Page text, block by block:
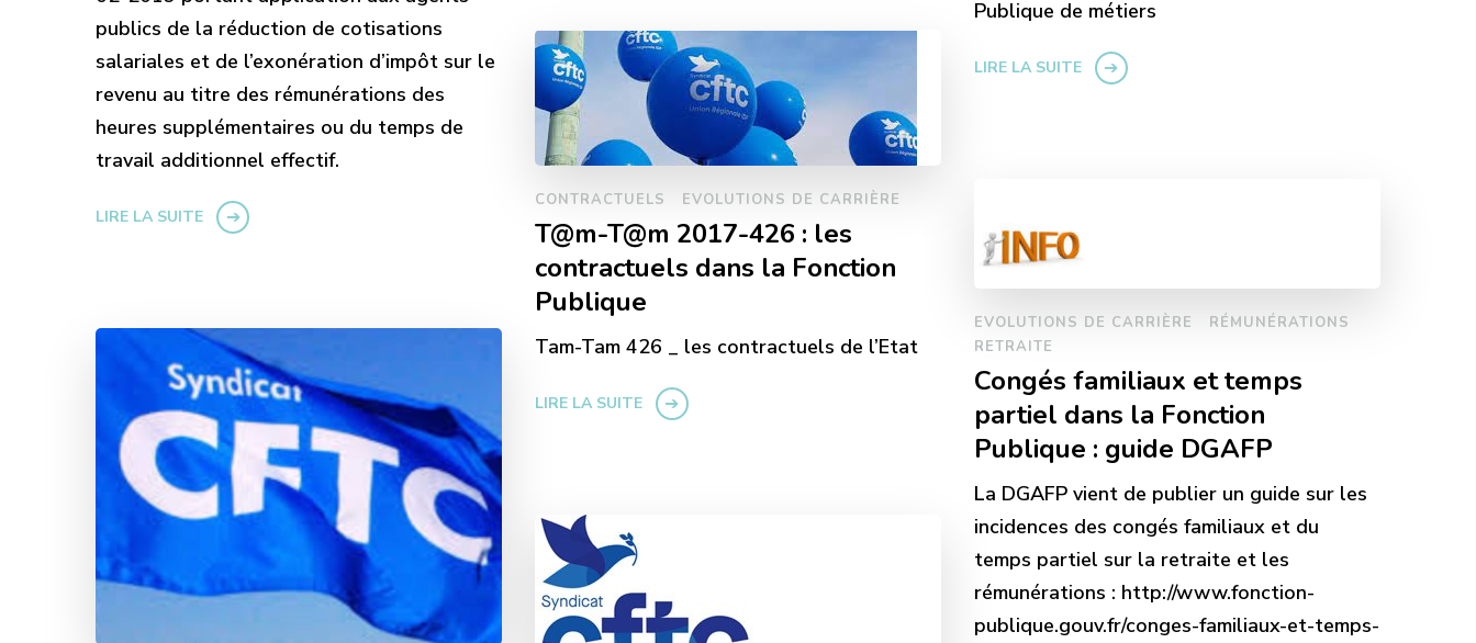
publics de la réduction de cotisations
salariales et de l’exonération d’impôt sur le
revenu au titre des rémunérations des
heures supplémentaires ou du temps de
travail additionnel effectif.
LIRE LA SUITE
Publique de métiers
LIRE LA SUITE
CONTRACTUELS EVOLUTIONS DE CARRIÈRE
T@m-T@m 2017-426 : les
contractuels dans la Fonction
Publique
Tam-Tam 426 _ les contractuels de l’Etat
LIRE LA SUITE
EVOLUTIONS DE CARRIÈRE
RÉMUNÉRATIONS
RETRAITE
Congés familiaux et temps
partiel dans la Fonction
Publique : guide DGAFP
La DGAFP vient de publier un guide sur les
incidences des congés familiaux et du
temps partiel sur la retraite et les
rémunérations : http://www.fonction-
publique.gouv.fr/conges-familiaux-et-temps-